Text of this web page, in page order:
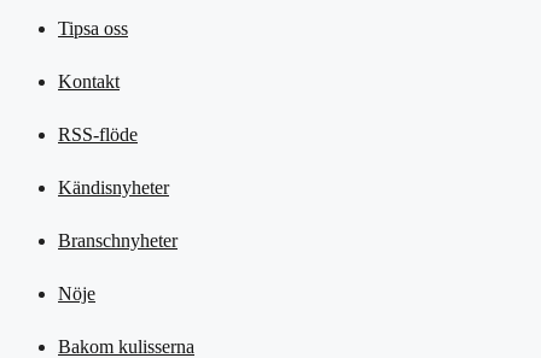
Tipsa oss
Kontakt
RSS-flöde
Kändisnyheter
Branschnyheter
Nöje
Bakom kulisserna